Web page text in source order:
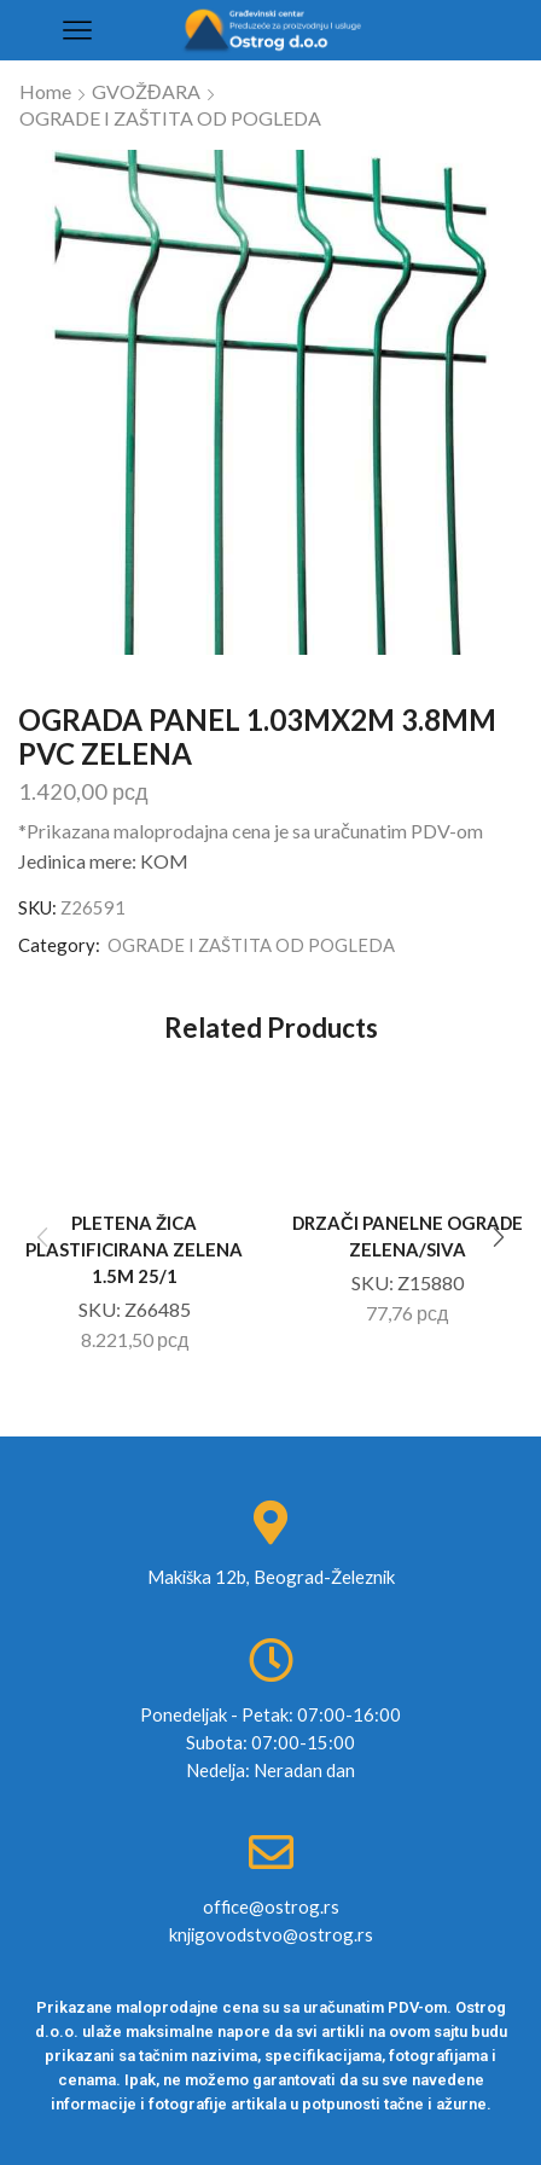
Home
GVOŽĐARA
OGRADE I ZAŠTITA OD POGLEDA
OGRADA PANEL 1.03MX2M 3.8MM
PVC ZELENA
1.420,00 рсд
*Prikazana maloprodajna cena je sa uračunatim PDV-om
Jedinica mere: KOM
SKU: Z26591
Category: OGRADE I ZAŠTITA OD POGLEDA
Related Products
PLETENA ŽICA
PLASTIFICIRANA ZELENA
1.5M 25/1
SKU: Z66485
8.221,50 рсд
DRZAČI PANELNE OGRADE
ZELENA/SIVA
SKU: Z15880
77,76 рсд
Makiška 12b, Beograd-Železnik
Ponedeljak - Petak: 07:00-16:00
Subota: 07:00-15:00
Nedelja: Neradan dan
office@ostrog.rs
knjigovodstvo@ostrog.rs
Prikazane maloprodajne cena su sa uračunatim PDV-om. Ostrog
d.o.o. ulaže maksimalne napore da svi artikli na ovom sajtu budu
prikazani sa tačnim nazivima, specifikacijama, fotografijama i
cenama. Ipak, ne možemo garantovati da su sve navedene
informacije i fotografije artikala u potpunosti tačne i ažurne.